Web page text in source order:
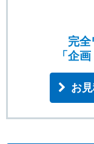
入・封緘、各種
倉庫保管まで自
大幅なコストダ
完
「企
お